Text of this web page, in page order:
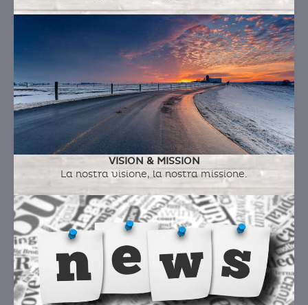
Ingredienti:latte fresco intero a.q., ricotta di
CASTAGNOLE
Ingredienti:
GIADA GELATO
Ingredienti:
latte fresco intero a.q., ricotta di
pecora, pecorino, panna fresca, fichi infornati
con sale olio & rosmarino
VISION & MISSION
La nostra visione, la nostra missione.